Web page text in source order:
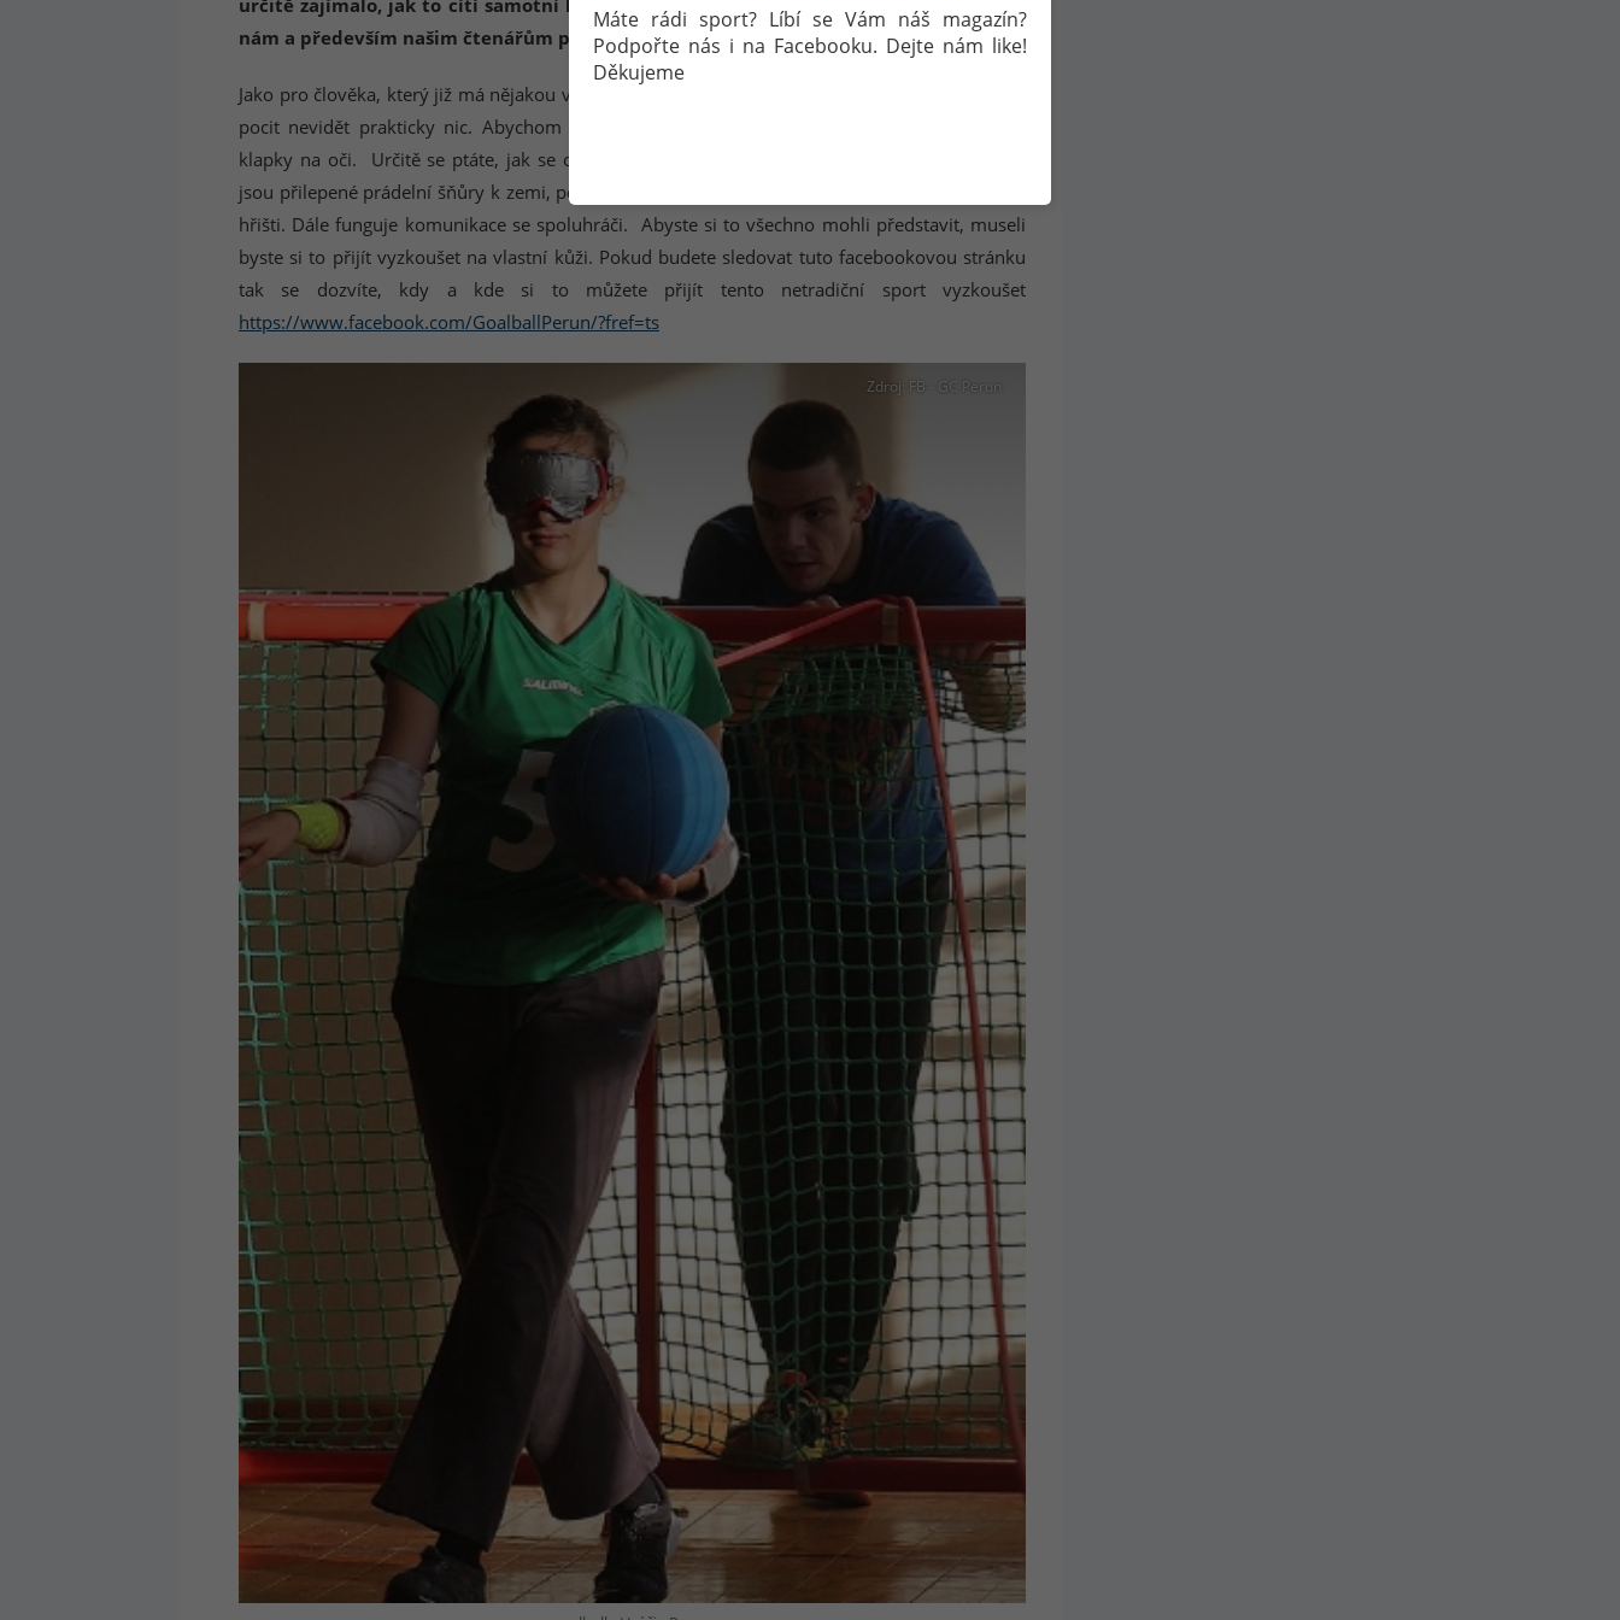
určitě zajímalo, jak to cítí samotní hráči během zápasu, jaký je to pro ně pocit? Zkus
nám a především našim čtenářům přiblížit?
Jako pro člověka, který již má nějakou vadu očí a míň vidí, tak to pro něho není takový hrozný
pocit nevidět prakticky nic. Abychom si právě byli na hřišti všichni rovni, máme speciální
klapky na oči. Určitě se ptáte, jak se orientuju po hřišti. Hřiště je nalajnované a hmatatelně
jsou přilepené prádelní šňůry k zemi, podle kterých se pomocí rukou a nohou orientujeme na
hřišti. Dále funguje komunikace se spoluhráči. Abyste si to všechno mohli představit, museli
byste si to přijít vyzkoušet na vlastní kůži. Pokud budete sledovat tuto facebookovou stránku
tak se dozvíte, kdy a kde si to můžete přijít tento netradiční sport vyzkoušet
https://www.facebook.com/GoalballPerun/?fref=ts
Zdroj: FB - GC Perun
Máte rádi sport? Líbí se Vám náš magazín?
Podpořte nás i na Facebooku. Dejte nám like!
Děkujeme